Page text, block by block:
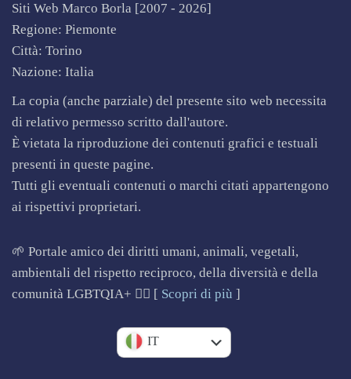
Siti Web Marco Borla [2007 - 2026]
Regione: Piemonte
Città: Torino
Nazione: Italia
La copia (anche parziale) del presente sito web necessita
di relativo permesso scritto dall'autore.
È vietata la riproduzione dei contenuti grafici e testuali
presenti in queste pagine.
Tutti gli eventuali contenuti o marchi citati appartengono
ai rispettivi proprietari.
🌱 Portale amico dei diritti umani, animali, vegetali,
ambientali del rispetto reciproco, della diversità e della
comunità LGBTQIA+ 🏳️‍🌈 [ Scopri di più ]
EN
IT